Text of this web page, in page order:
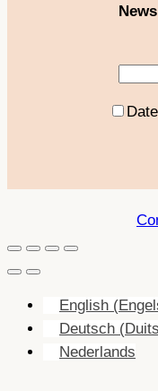
English (
Deutsch (Duits
Nederlands